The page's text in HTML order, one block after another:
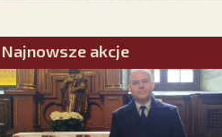
Najnowsze akcje